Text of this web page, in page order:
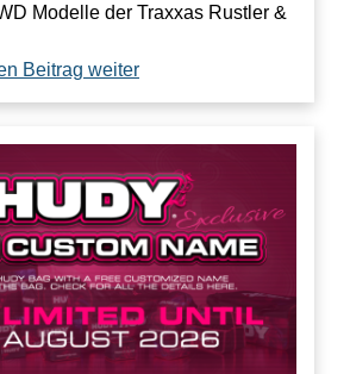
Modelle der Traxxas Rustler &
Beitrag weiter